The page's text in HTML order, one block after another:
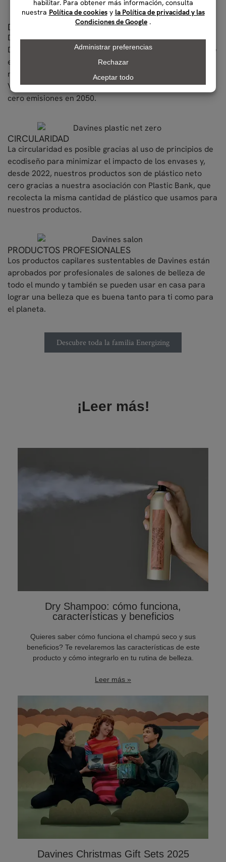
DESCARBONIZACIÓN
Desde 2018, la planta de producción y las oficinas de
Davines son carbono neutrales, gracias a la reducción de
emisiones y la neutralización de la parte restante
mediante proyectos de reforestación certificados Plan-
Vivo, y con SBTi nos hemos comprometido a alcanzar
cero emisiones en 2050.
CIRCULARIDAD
La circularidad es posible gracias al uso de principios de
ecodiseño para minimizar el impacto de los envases y,
desde 2022, nuestros productos son de plástico neto
cero gracias a nuestra asociación con Plastic Bank, que
recolecta la misma cantidad de plástico que usamos para
nuestros productos.
PRODUCTOS PROFESIONALES
Los productos capilares sustentables de Davines están
aprobados por profesionales de salones de belleza de
todo el mundo y también se pueden usar en casa para
lograr una belleza que es buena tanto para ti como para
el planeta.
Descubre toda la familia Energizing
¡Leer más!
Dry Shampoo: cómo funciona,
características y beneficios
Quieres saber cómo funciona el champú seco y sus
beneficios? Te revelaremos las características de este
producto y cómo integrarlo en tu rutina de belleza.
Leer más »
Davines Christmas Gift Sets 2025